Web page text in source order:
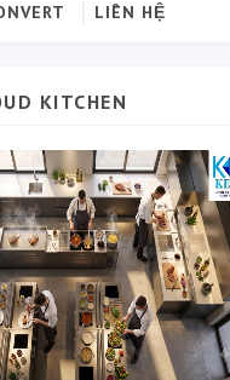
LIÊN HỆ
KITCHEN